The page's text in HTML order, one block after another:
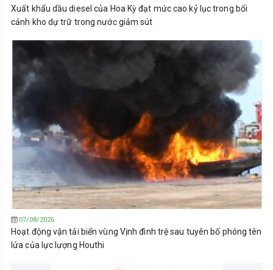
Xuất khẩu dầu diesel của Hoa Kỳ đạt mức cao kỷ lục trong bối
cảnh kho dự trữ trong nước giảm sút
07/08/2026
Hoạt động vận tải biển vùng Vịnh đình trệ sau tuyên bố phóng tên
lửa của lực lượng Houthi